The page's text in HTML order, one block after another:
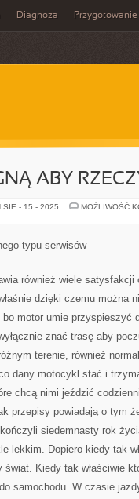
Diagnoza Przygotowanie
ABY
SIE - 15 - 2025
MOŻLIWOŚĆ
typu serwisów
również wiele
dzięki czemu można
motor umie przyspieszyć
znać trasę aby
terenie, również
dany motocykl stać i
chcą nimi jeździć
przepisy powiadają o tym
siedemnasty rok
lekkim. Dopiero kiedy tak
świat. Kiedy tak właściwie
samochodu. W czasie